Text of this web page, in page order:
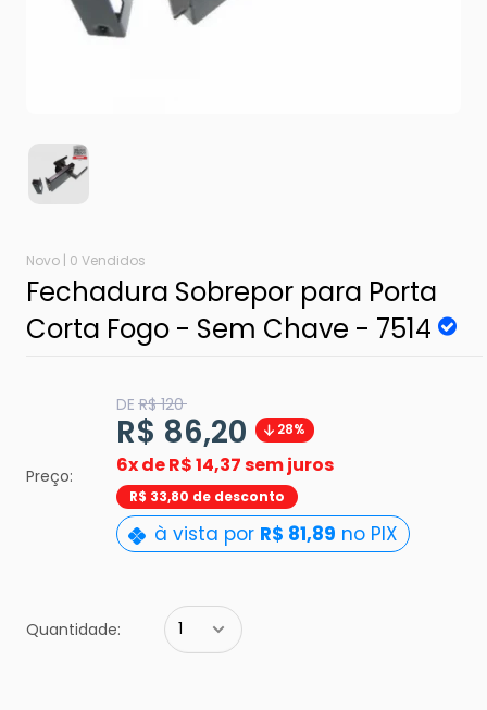
Novo | 0 Vendidos
Fechadura Sobrepor para Porta
Corta Fogo - Sem Chave - 7514
Preço:
DETranslation
missing:
pt-
BR.product.general.regular_price
R$ 120
Translation
missing:
pt-
R$ 86,20 28%
6x deR$ 14,37 sem juros
R$ 33,80 de desconto
à vista por R$ 81,89 no PIX
Quantidade: